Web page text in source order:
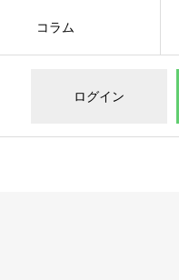
ログイン
コラム